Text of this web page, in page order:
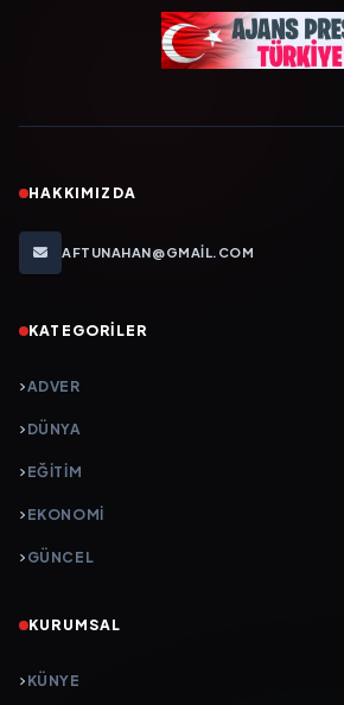
HAKKIMIZDA
AFTUNAHAN@GMAIL.COM
KATEGORILER
ADVER
DÜNYA
EĞİTİM
EKONOMİ
GÜNCEL
KURUMSAL
KÜNYE